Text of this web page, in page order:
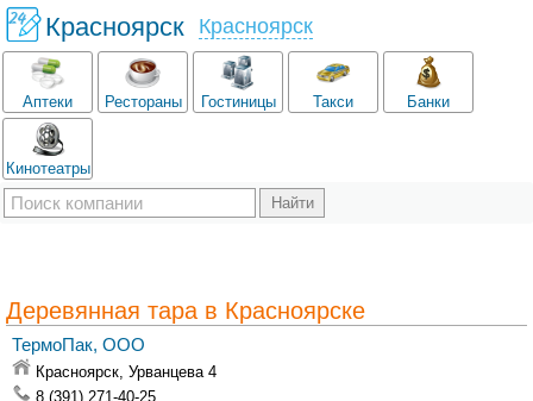
Красноярск Красноярск
Аптеки Рестораны Гостиницы Такси Банки
Кинотеатры
Деревянная тара в Красноярске
ТермоПак, ООО
Красноярск, Урванцева 4
8 (391) 271-40-25